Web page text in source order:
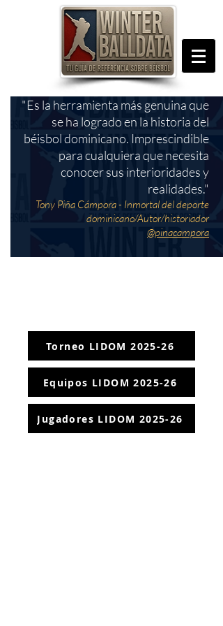
"Es la herramienta más genuina que
se ha logrado en la historia del
béisbol dominicano. Imprescindible
para cualquiera que necesita
conocer sus interioridades y
realidades."
Tony Piña Cámpora - Inmortal del deporte
dominicano/Autor/historiador
@pinacampora
Torneo LIDOM 2025-26
Equipos LIDOM 2025-26
Jugadores LIDOM 2025-26